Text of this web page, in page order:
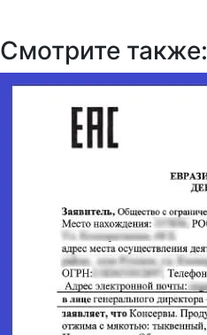
Смотрите также: